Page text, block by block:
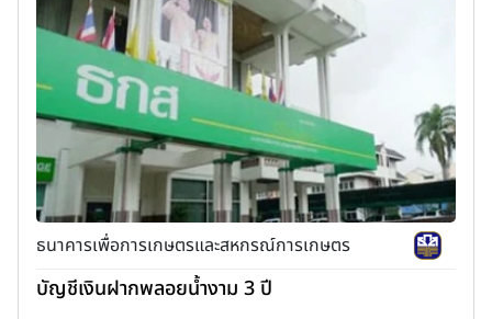
ธนาคารเพื่อการเกษตรและสหกรณ์การเกษตร
บัญชีเงินฝากพลอยน้ำงาม 3 ปี